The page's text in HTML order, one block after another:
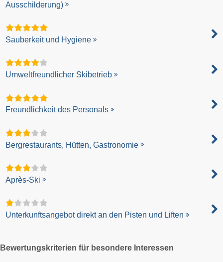
Ausschilderung)
Sauberkeit und Hygiene
Umweltfreundlicher Skibetrieb
Freundlichkeit des Personals
Bergrestaurants, Hütten, Gastronomie
Après-Ski
Unterkunftsangebot direkt an den Pisten und Liften
Bewertungskriterien für besondere Interessen